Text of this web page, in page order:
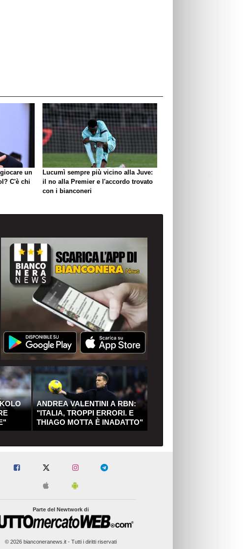
un
C'è chi
Lucumì sempre più vicino alla Juve:
il no alla Premier e l'accordo trovato
con i bianconeri
ANDREA VALENTINI A RBN:
"ITALIA, TROPPI ERRORI. E
THIAGO MOTTA È INADATTO"
Parte del Newtwork di
© 2026 bianconeranews.it - Tutti i diritti riservati